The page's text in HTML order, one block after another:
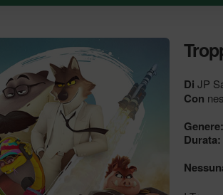
Di JP
Con
Genere:
Durata: